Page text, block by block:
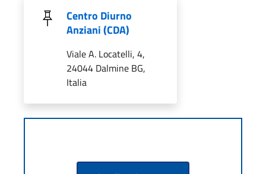
Centro Diurno
Anziani (CDA)
Viale A. Locatelli, 4,
24044 Dalmine BG,
Italia